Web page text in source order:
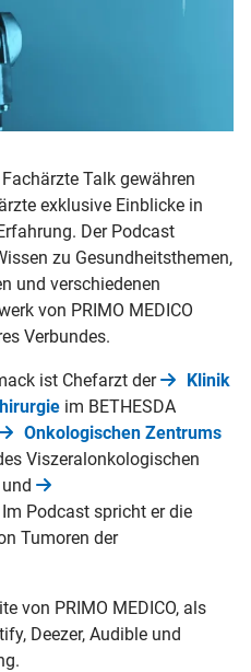
Talk gewähren
exklusive Einblicke in
Der Podcast
zu Gesundheitsthemen,
und verschiedenen
von PRIMO MEDICO
Verbundes.
ist Chefarzt der
Klinik
im BETHESDA
Onkologischen Zentrums
Viszeralonkologischen
und
Im Podcast spricht er die
Tumoren der
von PRIMO MEDICO, als
Deezer, Audible und